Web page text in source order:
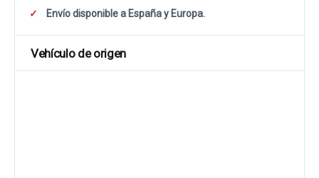
Envío disponible a España y Europa.
Vehículo de origen